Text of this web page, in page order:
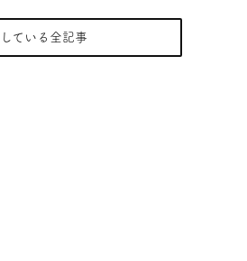
ている全記事